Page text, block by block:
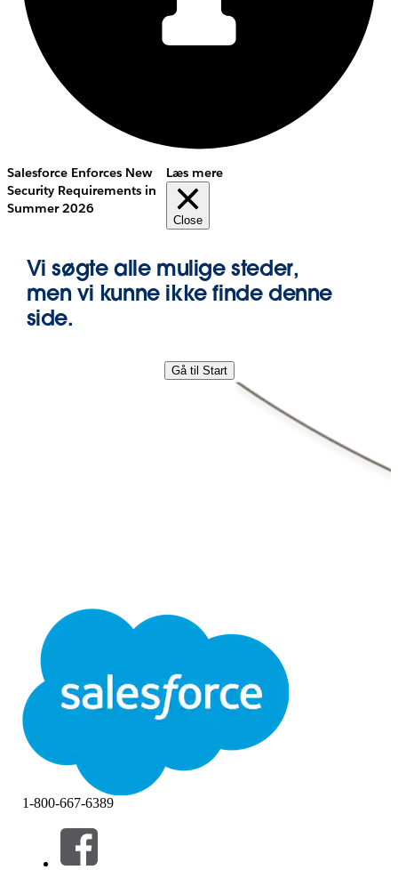
Salesforce Enforces New
Security Requirements in
Summer 2026
Læs mere
Close
Vi søgte alle mulige steder,
men vi kunne ikke finde denne
side.
Gå til Start
1-800-667-6389